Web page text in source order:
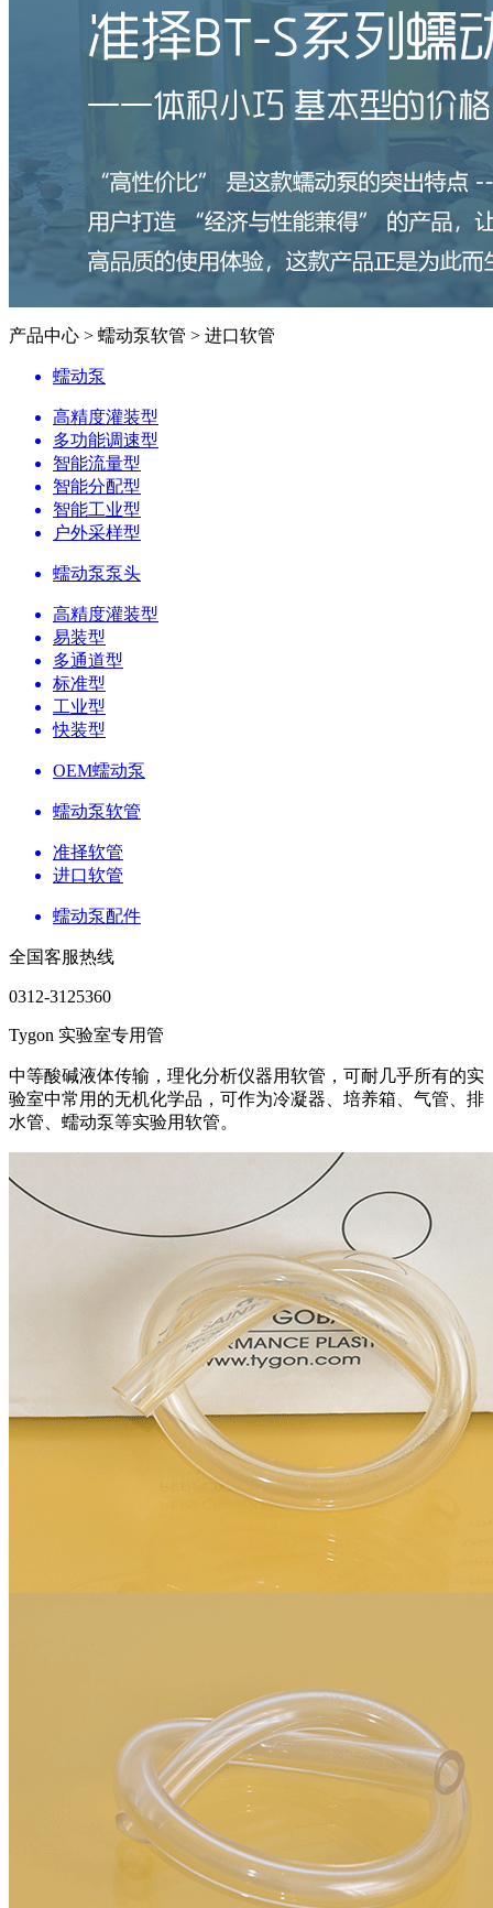
产品中心 > 蠕动泵软管 > 进口软管
蠕动泵
高精度灌装型
多功能调速型
智能流量型
智能分配型
智能工业型
户外采样型
蠕动泵泵头
高精度灌装型
易装型
多通道型
标准型
工业型
快装型
OEM蠕动泵
蠕动泵软管
准择软管
进口软管
蠕动泵配件
全国客服热线
0312-3125360
Tygon 实验室专用管
中等酸碱液体传输，理化分析仪器用软管，可耐几乎所有的实
验室中常用的无机化学品，可作为冷凝器、培养箱、气管、排
水管、蠕动泵等实验用软管。